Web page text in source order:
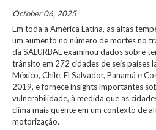
October 06, 2025
Em toda a América Latina, as altas
um aumento no número de mortes no
da SALURBAL examinou dados sobre
trânsito em 272 cidades de seis países
México, Chile, El Salvador, Panamá e
2019, e fornece insights importantes
vulnerabilidade, à medida que as
clima mais quente em um contexto de
motorização.